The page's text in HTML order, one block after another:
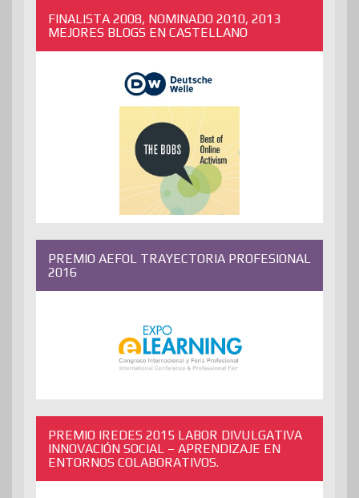
FINALISTA 2008, NOMINADO 2010, 2013
MEJORES BLOGS EN CASTELLANO
PREMIO AEFOL TRAYECTORIA PROFESIONAL
2016
PREMIO IREDES 2015 LABOR DIVULGATIVA
INNOVACIÓN SOCIAL – APRENDIZAJE EN
ENTORNOS COLABORATIVOS.